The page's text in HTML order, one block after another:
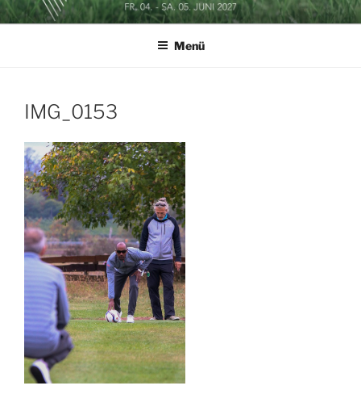
Zum
InhaltSOCCERGOLF BUSINESSCUP
Menü
IMG_0153